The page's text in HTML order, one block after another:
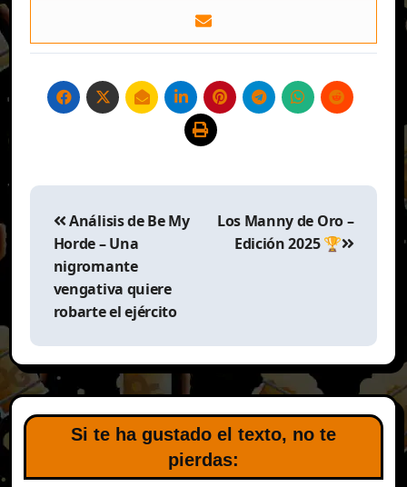
Navegación
entradas
Análisis de Be My
Horde – Una
nigromante
vengativa quiere
robarte el ejército
Los Manny de Oro –
Edición 2025 🏆
Si te ha gustado el texto, no te
pierdas: